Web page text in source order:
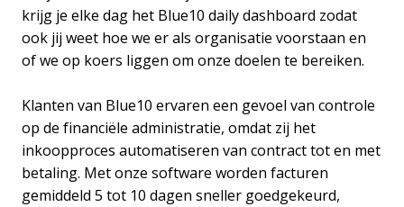
krijg je elke dag het Blue10 daily dashboard zodat
ook jij weet hoe we er als organisatie voorstaan en
of we op koers liggen om onze doelen te bereiken.
Klanten van Blue10 ervaren een gevoel van controle
op de financiële administratie, omdat zij het
inkoopproces automatiseren van contract tot en met
betaling. Met onze software worden facturen
gemiddeld 5 tot 10 dagen sneller goedgekeurd,